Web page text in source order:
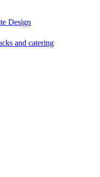
Design
and catering